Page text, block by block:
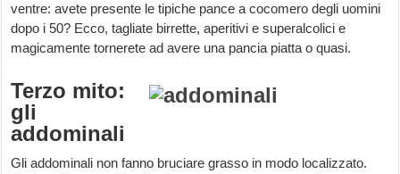
ventre: avete presente le tipiche pance a cocomero degli uomini
dopo i 50? Ecco, tagliate birrette, aperitivi e superalcolici e
magicamente tornerete ad avere una pancia piatta o quasi.
Terzo mito:
gli
addominali
Gli addominali non fanno bruciare grasso in modo localizzato.